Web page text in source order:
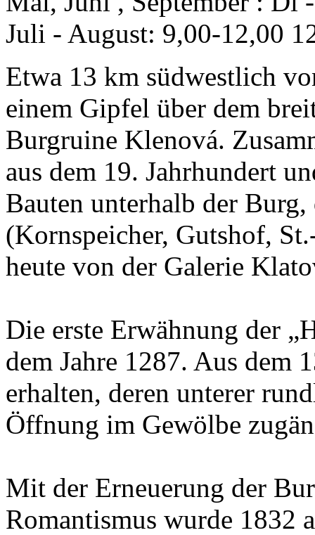
Juli - August: 9,00-12,00
Etwa 13 km südwestlich
einem Gipfel über dem
Burgruine Klenová.
aus dem 19. Jahrhundert
Bauten unterhalb der
(Kornspeicher, Gutshof,
heute von der Galerie
Die erste Erwähnung der
dem Jahre 1287. Aus dem
erhalten, deren unterer
Öffnung im Gewölbe
Mit der Erneuerung der
Romantismus wurde 1832